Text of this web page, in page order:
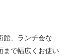
館、ランチ会な
まで幅広くお使い